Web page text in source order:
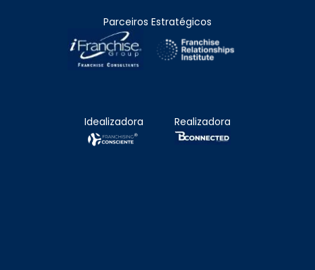
Parceiros Estratégicos
Idealizadora Realizadora